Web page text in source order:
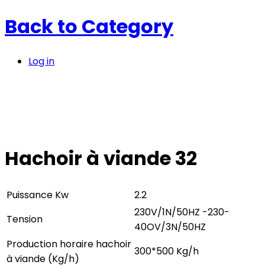
Back to Category
Log in
Hachoir à viande 32
Puissance Kw
2.2
Tension
230V/1N/50HZ -230-
40OV/3N/50HZ
Production horaire hachoir
à viande (Kg/h)
300*500 Kg/h